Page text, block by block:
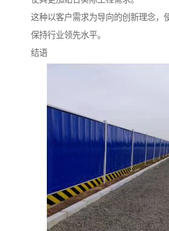
这种以客户需求为导向的创新理念，
保持行业领先水平。
结语